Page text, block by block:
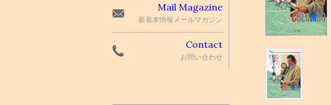
Mail Magazine
新着本情報メールマガジン
Contact
お問い合わせ